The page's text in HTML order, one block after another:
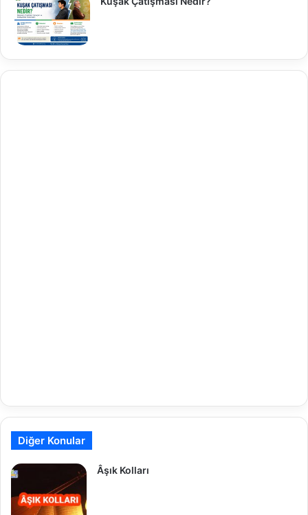
Diğer Konular
Âşık Kolları